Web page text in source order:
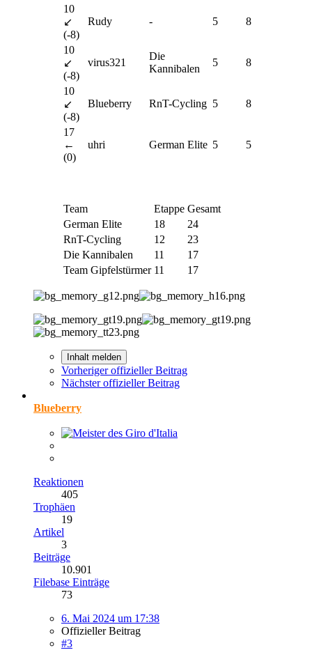
10
↙
(-8)
Rudy - 5 8
10
↙
(-8)
virus321
Die
Kannibalen
5 8
10
↙
(-8)
Blueberry RnT-Cycling 5 8
17
←
(0)
uhri German Elite 5 5
Team Etappe Gesamt
German Elite
18
24
RnT-Cycling
12
23
Die Kannibalen
11
17
Team Gipfelstürmer 11 17
Inhalt melden
Vorheriger offizieller Beitrag
Nächster offizieller Beitrag
Blueberry
Reaktionen
405
Trophäen
19
Artikel
3
Beiträge
10.901
Filebase Einträge
73
6. Mai 2024 um 17:38
Offizieller Beitrag
#3